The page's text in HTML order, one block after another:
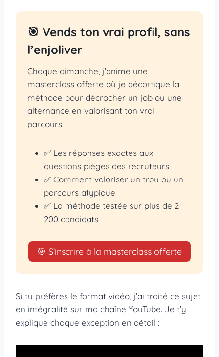
🎯 Vends ton vrai profil, sans
l’enjoliver
Chaque dimanche, j’anime une
masterclass offerte où je décortique la
méthode pour décrocher un job ou une
alternance en valorisant ton vrai
parcours.
✅ Les réponses exactes aux
questions pièges des recruteurs
✅ Comment valoriser un trou ou un
parcours atypique
✅ La méthode testée sur plus de 2
200 candidats
🎯 S’inscrire à la masterclass offerte
Si tu préfères le format vidéo, j’ai traité ce sujet
en intégralité sur ma chaîne YouTube. Je t’y
explique chaque exception en détail :